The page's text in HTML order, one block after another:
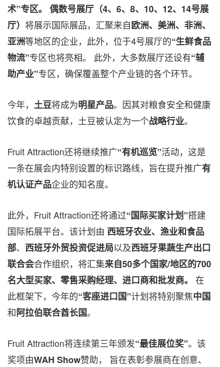
术”专区。
偶数号展厅 （4、6、8、10、12、14号展
厅） 将展示国际展品，汇聚来自欧洲、美洲、非洲、
亚洲等地区的企业，此外，位于4号展厅的“生鲜食品
物流”专区也将亮相。 此外，大多数展厅还设有“辅
助产业”专区，确保覆盖整个产业链的各个环节。
今年， 土豆将成为明星产品。因其对粮食安全和健康
饮食的卓越贡献，土豆被认定为一个战略行业。
Fruit Attraction还将继续推广“有机巡览”活动，这是
一条在展会内特别设置的标识路线，旨在提升推广有
机认证产品企业的知名度。
此外，Fruit Attraction还将通过“国际买家计划”搭建
国际拓展平台。该计划由 西班牙农业、渔业和食品
部、 西班牙外贸投资促进局以及西班牙果蔬生产出口
联合会合作组织，将汇集来自50多个国家/地区的700
名大型买家、零售采购经理、进口商和批发商。
在
此框架下，今年的“客座进口国”计划将特别聚焦中国
和阿拉伯联合酋长国。
Fruit Attraction将连续第三年颁发“最佳展位奖”。该
奖项由WAH Show赞助， 旨在表彰参展商在创意、